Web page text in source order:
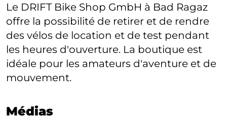
Le DRIFT Bike Shop GmbH à Bad Ragaz
offre la possibilité de retirer et de rendre
des vélos de location et de test pendant
les heures d'ouverture. La boutique est
idéale pour les amateurs d'aventure et de
mouvement.
Médias